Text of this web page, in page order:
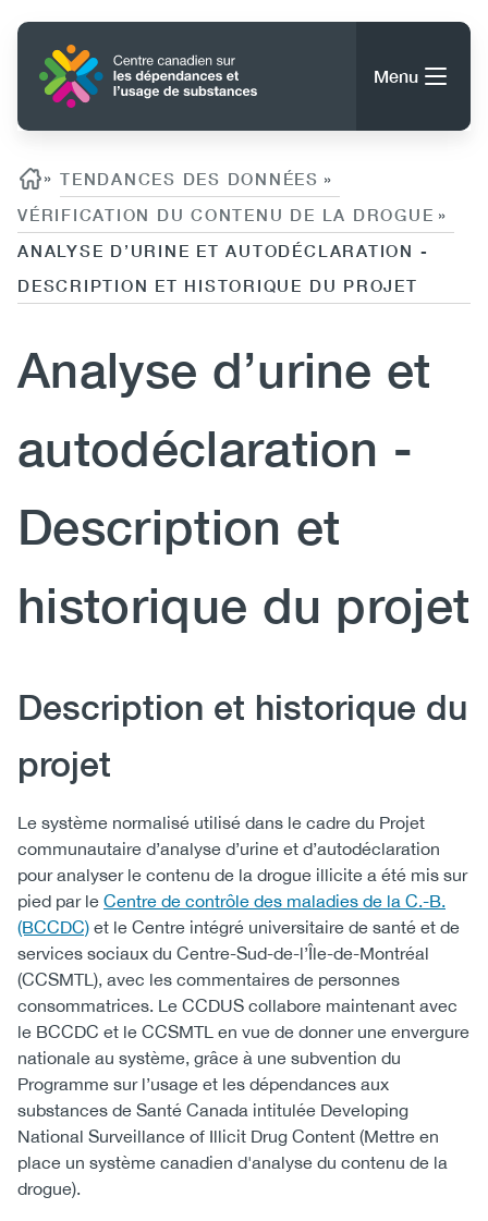
au
contenu
principal
Accueil
Menu
Main
(CCSA)
(Mobile)
Conseils, outils et ressources
Menu
(CCSA)
Publications
Nouvelles
EN FR
Fil d'ariane
» TENDANCES DES DONNÉES »
VÉRIFICATION DU CONTENU DE LA DROGUE »
ANALYSE D’URINE ET AUTODÉCLARATION -
DESCRIPTION ET HISTORIQUE DU PROJET
Analyse d’urine et
autodéclaration -
Description et
historique du projet
Body
Description et historique du
projet
Le système normalisé utilisé dans le cadre du Projet
communautaire d’analyse d’urine et d’autodéclaration
pour analyser le contenu de la drogue illicite a été mis sur
pied par le Centre de contrôle des maladies de la C.-B.
(BCCDC) et le Centre intégré universitaire de santé et de
services sociaux du Centre-Sud-de-l’Île-de-Montréal
(CCSMTL), avec les commentaires de personnes
consommatrices. Le CCDUS collabore maintenant avec
le BCCDC et le CCSMTL en vue de donner une envergure
nationale au système, grâce à une subvention du
Programme sur l’usage et les dépendances aux
substances de Santé Canada intitulée Developing
National Surveillance of Illicit Drug Content (Mettre en
place un système canadien d'analyse du contenu de la
drogue).